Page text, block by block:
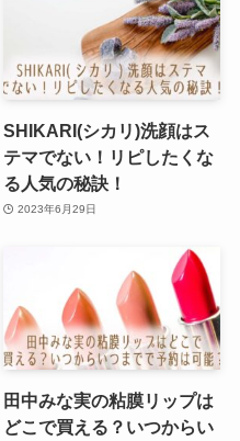
SHIKARI(シカリ)洗顔はス
テマでない！リピしたくな
る人気の秘訣！
2023年6月29日
田中みな実の粘膜リップは
どこで買える？いつからい